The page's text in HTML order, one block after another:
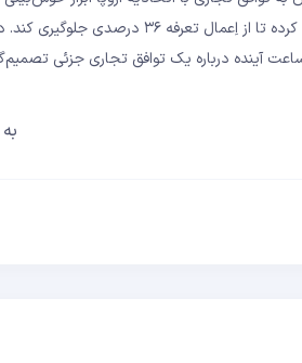
احتمال توافق با ژاپن تردید داشته است. در جنوب شرقی آسیا، تایلند نیز